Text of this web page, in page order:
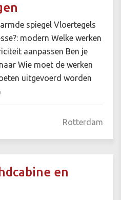
spiegel Vloertegels
modern Welke werken
aanpassen Ben je
Wie moet de werken
uitgevoerd worden
Rotterdam
en